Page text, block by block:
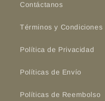
Contáctanos
Términos y Condiciones
Política de Privacidad
Políticas de Envío
Políticas de Reembolso